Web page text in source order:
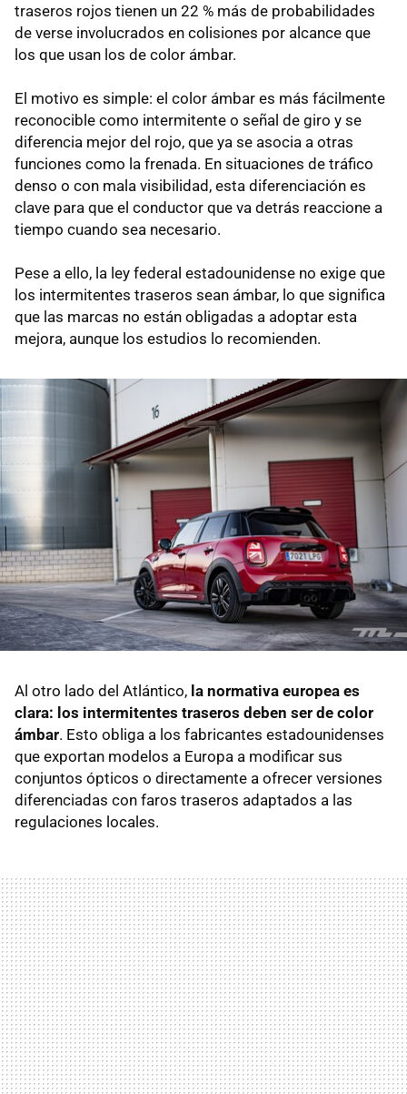
traseros rojos tienen un 22 % más de probabilidades
de verse involucrados en colisiones por alcance que
los que usan los de color ámbar.
El motivo es simple: el color ámbar es más fácilmente
reconocible como intermitente o señal de giro y se
diferencia mejor del rojo, que ya se asocia a otras
funciones como la frenada. En situaciones de tráfico
denso o con mala visibilidad, esta diferenciación es
clave para que el conductor que va detrás reaccione a
tiempo cuando sea necesario.
Pese a ello, la ley federal estadounidense no exige que
los intermitentes traseros sean ámbar, lo que significa
que las marcas no están obligadas a adoptar esta
mejora, aunque los estudios lo recomienden.
Al otro lado del Atlántico, la normativa europea es
clara: los intermitentes traseros deben ser de color
ámbar. Esto obliga a los fabricantes estadounidenses
que exportan modelos a Europa a modificar sus
conjuntos ópticos o directamente a ofrecer versiones
diferenciadas con faros traseros adaptados a las
regulaciones locales.